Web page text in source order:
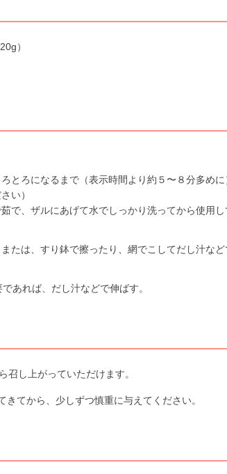
）
とろになるまで（表示時間より約５〜８分多めに
い）
で、ザルにあげて水でしっかり洗ってから使用し
たは、すり鉢で擦ったり、網でこしてだし汁など
あれば、だし汁などで伸ばす。
し上がっていただけます。
てから、少しずつ慎重に与えてください。